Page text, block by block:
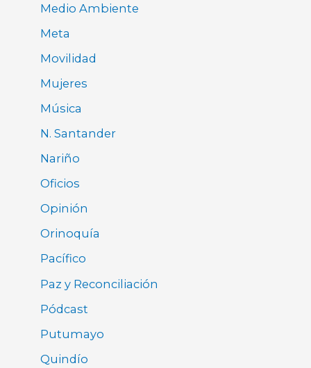
Medio Ambiente
Meta
Movilidad
Mujeres
Música
N. Santander
Nariño
Oficios
Opinión
Orinoquía
Pacífico
Paz y Reconciliación
Pódcast
Putumayo
Quindío